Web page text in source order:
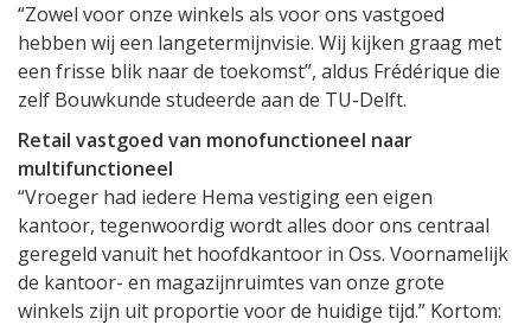
“Zowel voor onze winkels als voor ons vastgoed
hebben wij een langetermijnvisie. Wij kijken graag met
een frisse blik naar de toekomst”, aldus Frédérique die
zelf Bouwkunde studeerde aan de TU-Delft.
Retail vastgoed van monofunctioneel naar
multifunctioneel
“Vroeger had iedere Hema vestiging een eigen
kantoor, tegenwoordig wordt alles door ons centraal
geregeld vanuit het hoofdkantoor in Oss. Voornamelijk
de kantoor- en magazijnruimtes van onze grote
winkels zijn uit proportie voor de huidige tijd.” Kortom: